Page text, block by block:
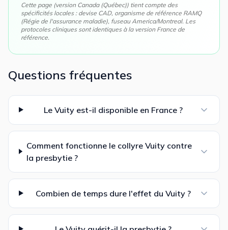
Cette page (version Canada (Québec)) tient compte des
spécificités locales : devise CAD, organisme de référence RAMQ
(Régie de l'assurance maladie), fuseau America/Montreal. Les
protocoles cliniques sont identiques à la version France de
référence.
Questions fréquentes
Le Vuity est-il disponible en France ?
Comment fonctionne le collyre Vuity contre
la presbytie ?
Combien de temps dure l'effet du Vuity ?